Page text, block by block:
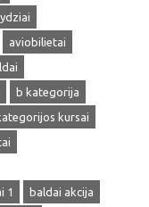
aviobilietai
b kategorija
kursai
1
baldai akcija